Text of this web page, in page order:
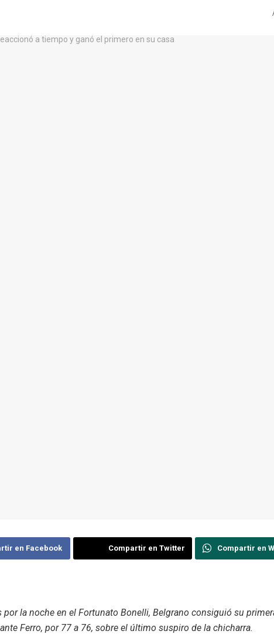
en Facebook Compartir en Twitter Compartir en
por la noche en el Fortunato Bonelli, Belgrano consiguió su
Ferro, por 77 a 76, sobre el último suspiro de la chicharra.